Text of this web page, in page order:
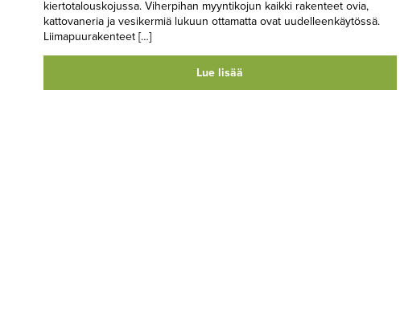
kiertotalouskojussa. Viherpihan myyntikojun kaikki rakenteet ovia,
kattovaneria ja vesikermiä lukuun ottamatta ovat uudelleenkäytössä.
Liimapuurakenteet […]
Lue lisää